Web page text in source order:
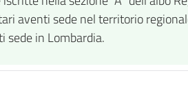
aventi sede nel territorio
sede in Lombardia.